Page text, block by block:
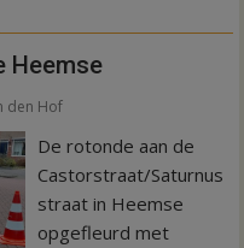
Heemse
den Hof
De rotonde aan de
Castorstraat/Saturnus
straat in Heemse
opgefleurd met